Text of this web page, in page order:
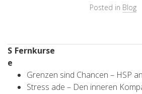
Posted in Blog
Fernkurse
Grenzen sind Chancen – HSP
Stress ade – Den inneren
S
e